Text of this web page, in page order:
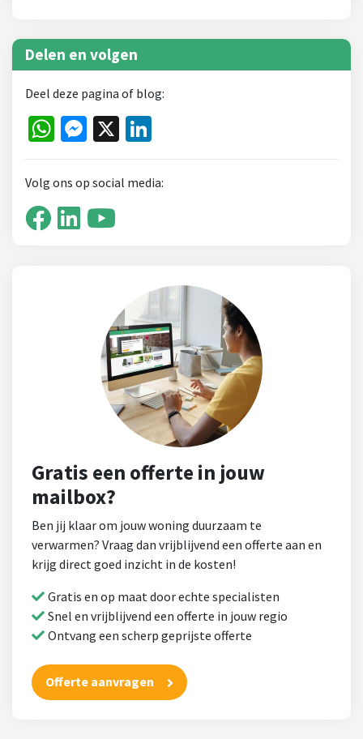
Delen en volgen
Deel deze pagina of blog:
WhatsApp
Messenger
X
Volg ons op social media:
Gratis een offerte in jouw
mailbox?
Ben jij klaar om jouw woning duurzaam te
verwarmen? Vraag dan vrijblijvend een offerte aan en
krijg direct goed inzicht in de kosten!
Gratis en op maat door echte specialisten
Snel en vrijblijvend een offerte in jouw regio
Ontvang een scherp geprijste offerte
Offerte aanvragen